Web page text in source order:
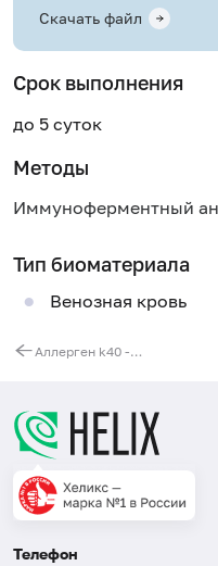
Скачать файл
Срок выполнения
до 5 суток
Методы
Иммуноферментный
Тип биоматериала
Венозная кровь
Аллерген k40 - никель, IgE
Телефон